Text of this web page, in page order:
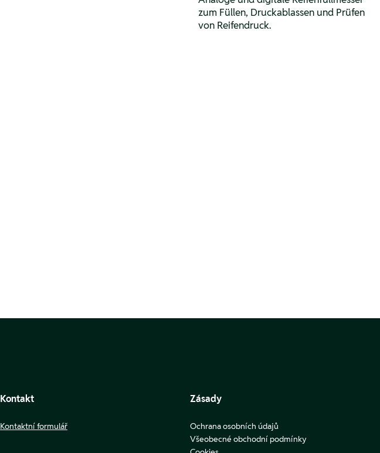
zum Füllen, Druckablassen und Prüfen
von Reifendruck.
Kontakt
Kontaktní formulář
Zásady
Ochrana osobních údajů
Všeobecné obchodní podmínky